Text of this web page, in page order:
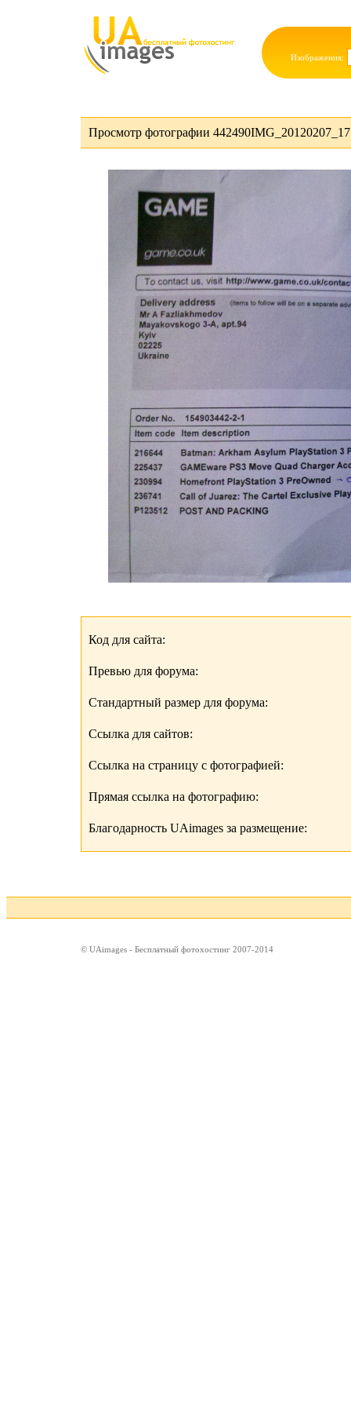
Изображения:
Просмотр фотографии
Код для сайта:
Превью для форума:
Стандартный размер для форума:
Ссылка для сайтов:
Ссылка на страницу с фотографией:
Прямая ссылка на фотографию:
Благодарность UAimages за размещение:
© UAimages - Бесплатный фотохостинг 2007-2014